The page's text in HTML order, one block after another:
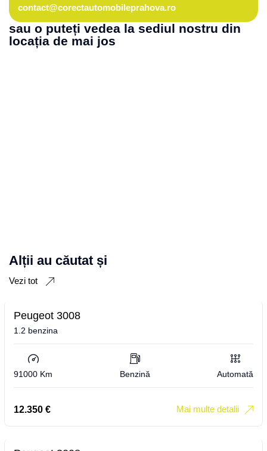
contact@corectautomobileprahova.ro
sau o puteți vedea la sediul nostru din
locația de mai jos
Alții au căutat și
Vezi tot
Peugeot 3008
1.2 benzina
91000 Km Benzină Automată
12.350 € Mai multe detalii